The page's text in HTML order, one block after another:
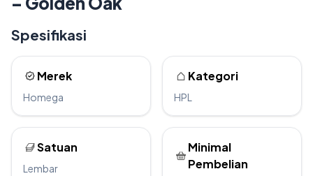
Spesifikasi
Merek
Homega
Kategori
HPL
Satuan
Lembar
Minimal
Pembelian